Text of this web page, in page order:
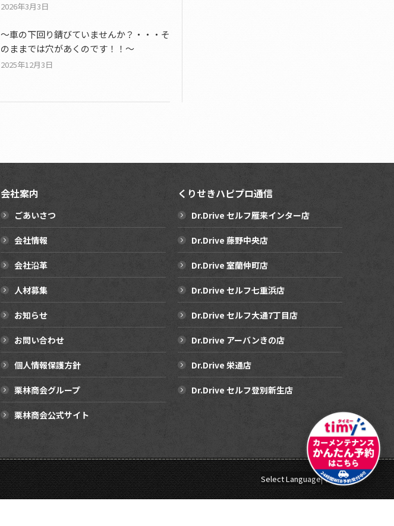
2026年3月3日
～車の下回り錆びていませんか？・・・そ
のままでは穴があくのです！！～
2025年12月3日
会社案内
ごあいさつ
会社情報
会社沿革
人材募集
お知らせ
お問い合わせ
個人情報保護方針
栗林商会グループ
栗林商会公式サイト
くりせきハピプロ通信
Dr.Drive セルフ雁来インター店
Dr.Drive 藤野中央店
Dr.Drive 室蘭仲町店
Dr.Drive セルフ七重浜店
Dr.Drive セルフ大通7丁目店
Dr.Drive アーバンきの店
Dr.Drive 栄通店
Dr.Drive セルフ登別新生店
Select Language▼